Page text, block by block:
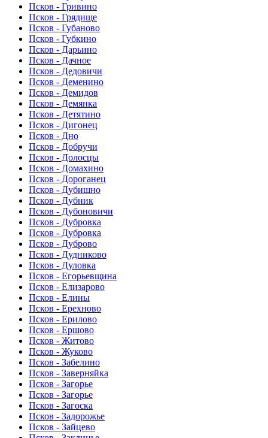
Псков - Гривино
Псков - Грядище
Псков - Губаново
Псков - Губкино
Псков - Дарьино
Псков - Дачное
Псков - Дедовичи
Псков - Деменино
Псков - Демидов
Псков - Демянка
Псков - Детятино
Псков - Дигонец
Псков - Дно
Псков - Добручи
Псков - Долосцы
Псков - Домахино
Псков - Дороганец
Псков - Дубишно
Псков - Дубник
Псков - Дубоновичи
Псков - Дубровка
Псков - Дубровка
Псков - Дуброво
Псков - Дудниково
Псков - Дуловка
Псков - Егорьевщина
Псков - Елизарово
Псков - Елины
Псков - Ерехново
Псков - Ерилово
Псков - Ершово
Псков - Житово
Псков - Жуково
Псков - Забелино
Псков - Заверняйка
Псков - Загорье
Псков - Загорье
Псков - Загоска
Псков - Задорожье
Псков - Зайцево